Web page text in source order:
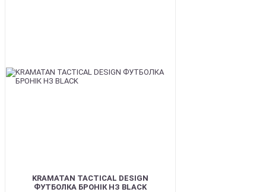
KRAMATAN TACTICAL DESIGN
ФУТБОЛКА БРОНІК НЗ BLACK